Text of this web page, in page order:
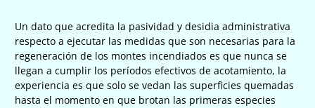
Un dato que acredita la pasividad y desidia administrativa
respecto a ejecutar las medidas que son necesarias para la
regeneración de los montes incendiados es que nunca se
llegan a cumplir los períodos efectivos de acotamiento, la
experiencia es que solo se vedan las superficies quemadas
hasta el momento en que brotan las primeras especies